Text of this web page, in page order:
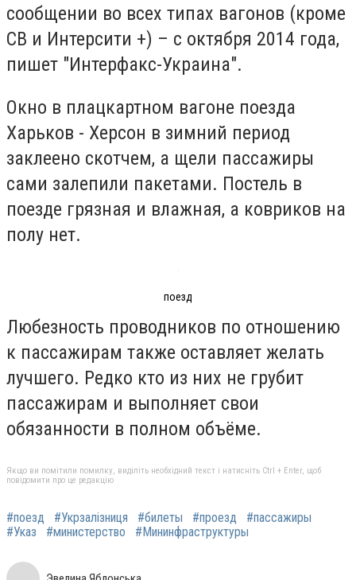
сообщении во всех типах вагонов (кроме
СВ и Интерсити +) – с октября 2014 года,
пишет "Интерфакс-Украина".
Окно в плацкартном вагоне поезда
Харьков - Херсон в зимний период
заклеено скотчем, а щели пассажиры
сами залепили пакетами. Постель в
поезде грязная и влажная, а ковриков на
полу нет.
поезд
Любезность проводников по отношению
к пассажирам также оставляет желать
лучшего. Редко кто из них не грубит
пассажирам и выполняет свои
обязанности в полном объёме.
Якщо ви помітили помилку, виділіть необхідний текст і натисніть Ctrl + Enter, щоб
повідомити про це редакцію
#поезд #Укрзалізниця #билеты #проезд
#пассажиры
#Указ
#министерство #Мининфраструктуры